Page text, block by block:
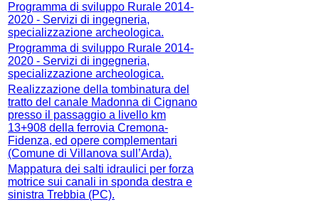
Programma di sviluppo Rurale 2014-
2020 - Servizi di ingegneria,
specializzazione archeologica.
Programma di sviluppo Rurale 2014-
2020 - Servizi di ingegneria,
specializzazione archeologica.
Realizzazione della tombinatura del
tratto del canale Madonna di Cignano
presso il passaggio a livello km
13+908 della ferrovia Cremona-
Fidenza, ed opere complementari
(Comune di Villanova sull’Arda).
Mappatura dei salti idraulici per forza
motrice sui canali in sponda destra e
sinistra Trebbia (PC).